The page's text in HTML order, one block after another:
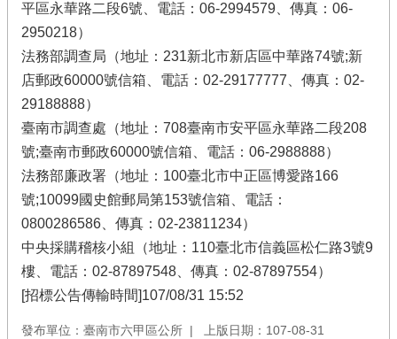
平區永華路二段6號、電話：06-2994579、傳真：06-
2950218）
法務部調查局（地址：231新北市新店區中華路74號;新
店郵政60000號信箱、電話：02-29177777、傳真：02-
29188888）
臺南市調查處（地址：708臺南市安平區永華路二段208
號;臺南市郵政60000號信箱、電話：06-2988888）
法務部廉政署（地址：100臺北市中正區博愛路166
號;10099國史館郵局第153號信箱、電話：
0800286586、傳真：02-23811234）
中央採購稽核小組（地址：110臺北市信義區松仁路3號9
樓、電話：02-87897548、傳真：02-87897554）
[招標公告傳輸時間]107/08/31 15:52
發布單位：臺南市六甲區公所
上版日期：107-08-31